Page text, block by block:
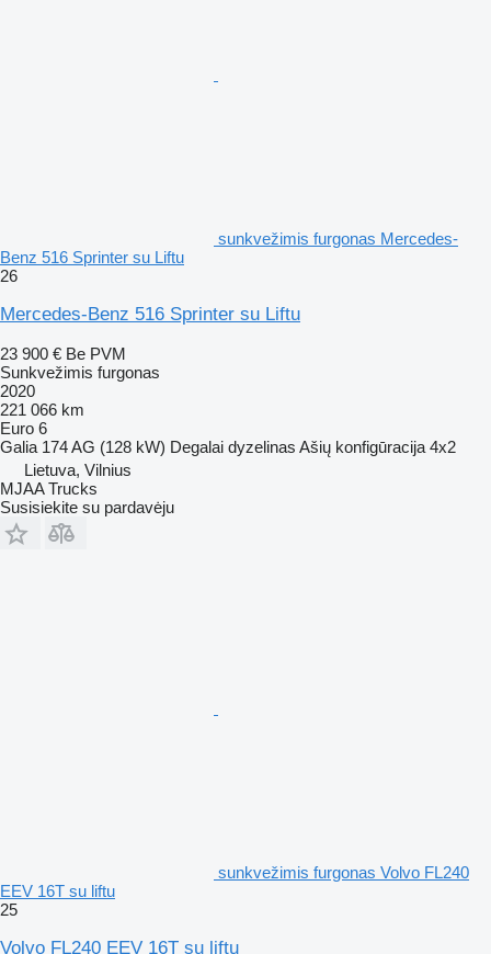
sunkvežimis furgonas Mercedes-
Benz 516 Sprinter su Liftu
26
Mercedes-Benz 516 Sprinter su Liftu
23 900 € Be PVM
Sunkvežimis furgonas
2020
221 066 km
Euro 6
Galia 174 AG (128 kW) Degalai dyzelinas Ašių konfigūracija 4x2
Lietuva, Vilnius
MJAA Trucks
Susisiekite su pardavėju
sunkvežimis furgonas Volvo FL240
EEV 16T su liftu
25
Volvo FL240 EEV 16T su liftu